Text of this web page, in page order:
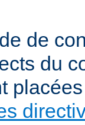
de
du